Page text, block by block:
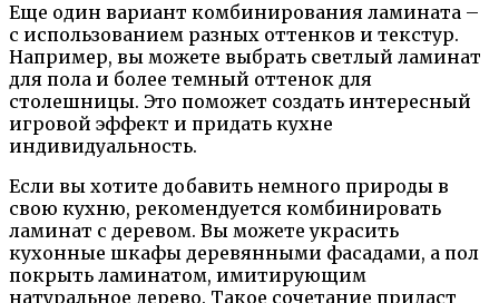
Еще один вариант комбинирования ламината –
с использованием разных оттенков и текстур.
Например, вы можете выбрать светлый ламинат
для пола и более темный оттенок для
столешницы. Это поможет создать интересный
игровой эффект и придать кухне
индивидуальность.
Если вы хотите добавить немного природы в
свою кухню, рекомендуется комбинировать
ламинат с деревом. Вы можете украсить
кухонные шкафы деревянными фасадами, а пол
покрыть ламинатом, имитирующим
натуральное дерево. Такое сочетание придаст